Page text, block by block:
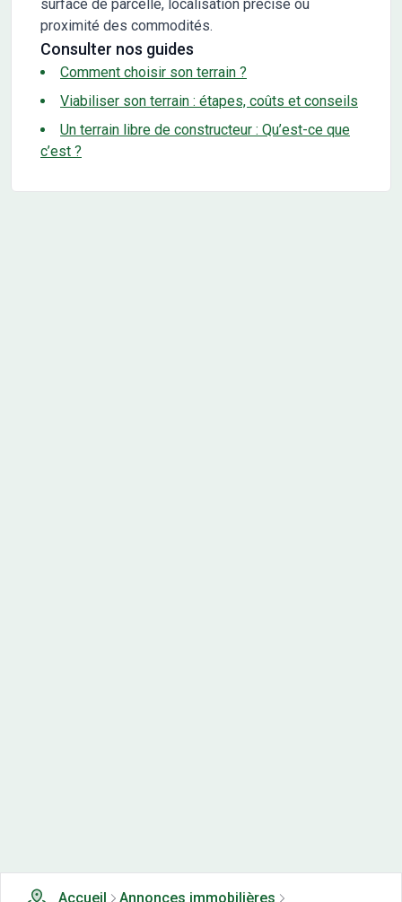
surface de parcelle, localisation précise ou
proximité des commodités.
Consulter nos guides
Comment choisir son terrain ?
Viabiliser son terrain : étapes, coûts et conseils
Un terrain libre de constructeur : Qu’est-ce que
c’est ?
Accueil
Annonces immobilières